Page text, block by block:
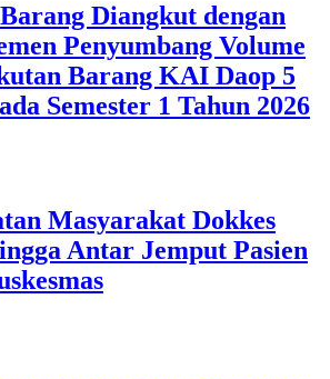
Diangkut dengan
Penyumbang Volume
Barang KAI Daop 5
Semester 1 Tahun 2026
Masyarakat Dokkes
Antar Jemput Pasien